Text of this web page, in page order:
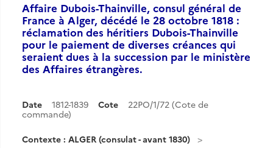
Affaire Dubois-Thainville, consul général de
France à Alger, décédé le 28 octobre 1818 :
réclamation des héritiers Dubois-Thainville
pour le paiement de diverses créances qui
seraient dues à la succession par le ministère
des Affaires étrangères.
Date 1812-1839 Cote
22PO/1/72 (Cote de
commande)
Contexte : ALGER (consulat - avant 1830)